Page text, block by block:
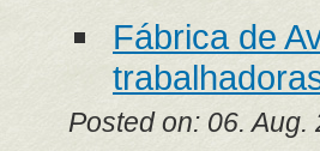
Fábrica de
Posted on: 06. Aug.